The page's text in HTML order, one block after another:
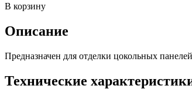
В корзину
Описание
Предназначен для отделки цокольных
Технические